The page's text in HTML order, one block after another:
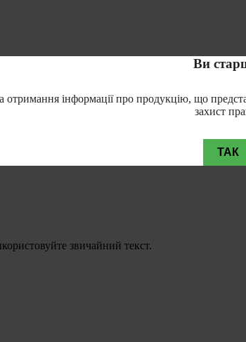
звичайний текст.
Ви
інформації про продукцію, що
захист
ТАК